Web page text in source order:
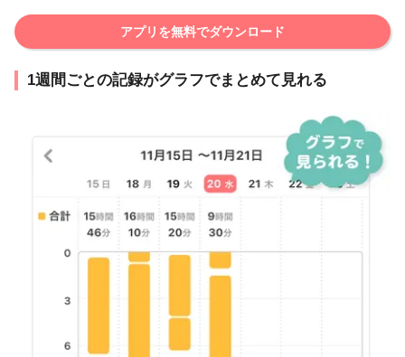
アプリを無料でダウンロード
1週間ごとの記録がグラフでまとめて見れる